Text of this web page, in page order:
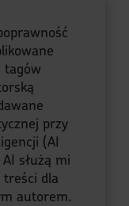
tagów
przy
(AI
służą mi
treści dla
autorem.